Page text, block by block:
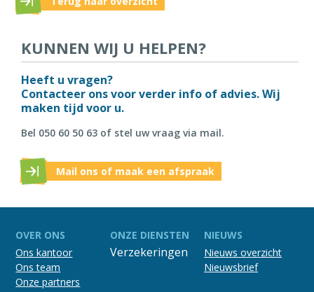
KUNNEN WIJ U HELPEN?
Heeft u vragen?
Contacteer ons voor verder info of advies. Wij
maken tijd voor u.
Bel 050 60 50 63 of stel uw vraag via mail.
Mail ons of maak een afspraak
OVER ONS
Ons kantoor
Ons team
Onze partners
ONZE DIENSTEN
Verzekeringen
NIEUWS
Nieuws overzicht
Nieuwsbrief